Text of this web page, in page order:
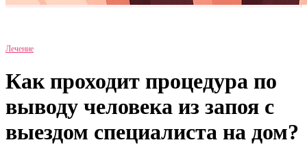
Лечение
Как проходит процедура по
выводу человека из запоя с
выездом специалиста на дом?